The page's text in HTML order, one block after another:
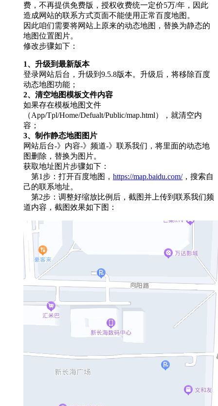
费，不再提供免费版，授权收费统一定价5万/年，因此
造成网站的联系方式页面不能使用正常百度地图。
因此咱们需要将网站上原来的动态地图，替换为静态的
地图位置图片。
修改步骤如下：
1、升级到最新版本
登录网站后台，升级到9.5.8版本。升级后，将移除百度
动态地图功能；
2、清空地图模板文件内容
如果存在模板地图文件
（App/Tpl/Home/Defualt/Public/map.html），就清空内
容；
3、制作静态地图图片
网站后台-》内容-》频道-》联系我们，将里面的动态地
图删除，替换为图片。
获取地址图片步骤如下：
第1步：打开百度地图， https://map.baidu.com/，搜索自
己的联系地址。
第2步：调整好缩放比例后，截图并上传到联系我们频
道内容，截图效果如下图：